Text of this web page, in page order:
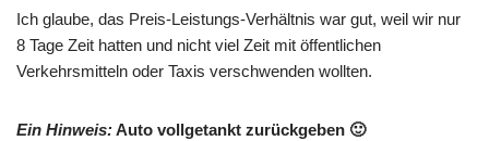
Ich glaube, das Preis-Leistungs-Verhältnis war gut, weil wir nur
8 Tage Zeit hatten und nicht viel Zeit mit öffentlichen
Verkehrsmitteln oder Taxis verschwenden wollten.
Ein Hinweis:Auto vollgetankt zurückgeben 🙂